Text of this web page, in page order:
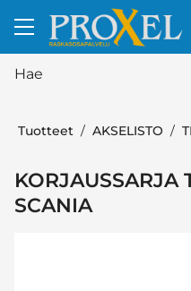
Siirry pääsisältöön
Tuotteet AKSELISTO
KORJAUSSARJA
SCANIA